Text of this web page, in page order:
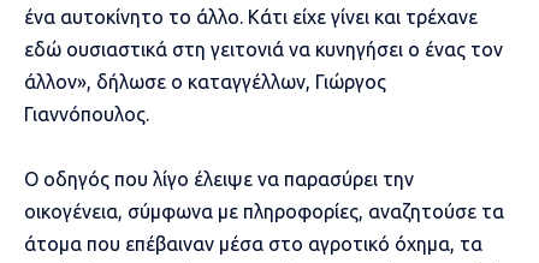
ένα αυτοκίνητο το άλλο. Κάτι είχε γίνει και τρέχανε
εδώ ουσιαστικά στη γειτονιά να κυνηγήσει ο ένας τον
άλλον», δήλωσε ο καταγγέλλων, Γιώργος
Γιαννόπουλος.
Ο οδηγός που λίγο έλειψε να παρασύρει την
οικογένεια, σύμφωνα με πληροφορίες, αναζητούσε τα
άτομα που επέβαιναν μέσα στο αγροτικό όχημα, τα